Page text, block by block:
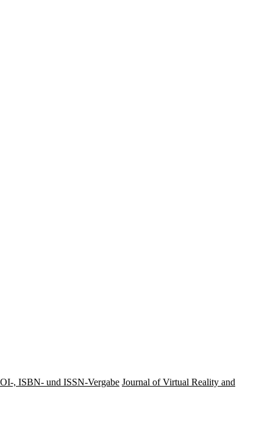
, ISBN- und ISSN-Vergabe Journal of Virtual Reality and